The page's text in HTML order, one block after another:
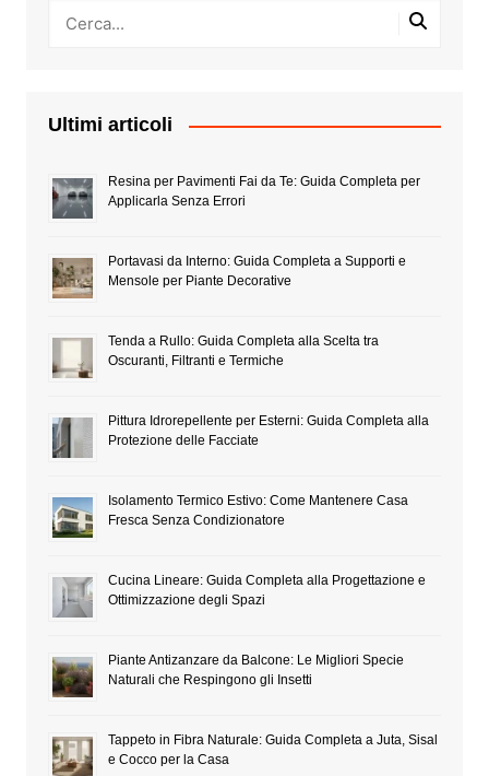
Ultimi articoli
Resina per Pavimenti Fai da Te: Guida Completa per
Applicarla Senza Errori
Portavasi da Interno: Guida Completa a Supporti e
Mensole per Piante Decorative
Tenda a Rullo: Guida Completa alla Scelta tra
Oscuranti, Filtranti e Termiche
Pittura Idrorepellente per Esterni: Guida Completa alla
Protezione delle Facciate
Isolamento Termico Estivo: Come Mantenere Casa
Fresca Senza Condizionatore
Cucina Lineare: Guida Completa alla Progettazione e
Ottimizzazione degli Spazi
Piante Antizanzare da Balcone: Le Migliori Specie
Naturali che Respingono gli Insetti
Tappeto in Fibra Naturale: Guida Completa a Juta, Sisal
e Cocco per la Casa